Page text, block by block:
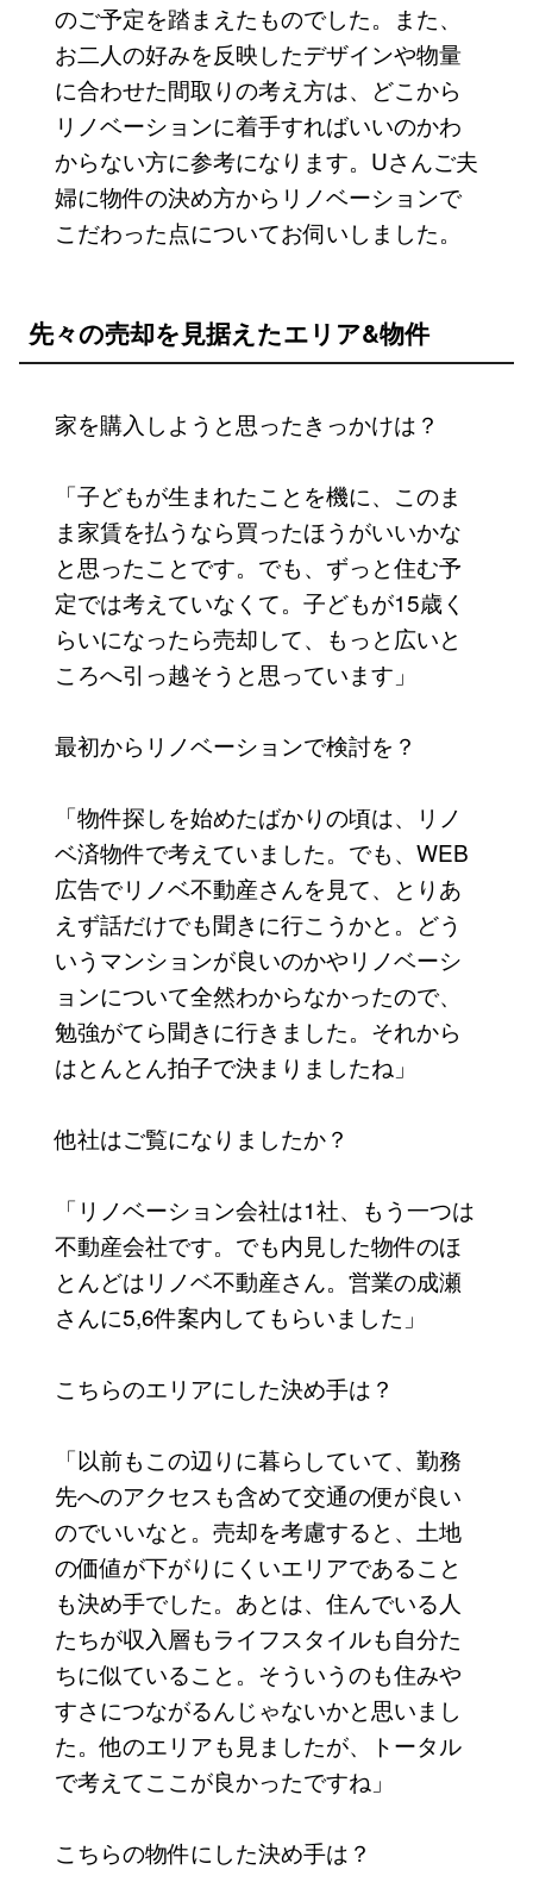
のご予定を踏まえたものでした。また、
お二人の好みを反映したデザインや物量
に合わせた間取りの考え方は、どこから
リノベーションに着手すればいいのかわ
からない方に参考になります。Uさんご夫
婦に物件の決め方からリノベーションで
こだわった点についてお伺いしました。
先々の売却を見据えたエリア&物件
家を購入しようと思ったきっかけは？
「子どもが生まれたことを機に、このま
ま家賃を払うなら買ったほうがいいかな
と思ったことです。でも、ずっと住む予
定では考えていなくて。子どもが15歳く
らいになったら売却して、もっと広いと
ころへ引っ越そうと思っています」
最初からリノベーションで検討を？
「物件探しを始めたばかりの頃は、リノ
ベ済物件で考えていました。でも、WEB
広告でリノベ不動産さんを見て、とりあ
えず話だけでも聞きに行こうかと。どう
いうマンションが良いのかやリノベーシ
ョンについて全然わからなかったので、
勉強がてら聞きに行きました。それから
はとんとん拍子で決まりましたね」
他社はご覧になりましたか？
「リノベーション会社は1社、もう一つは
不動産会社です。でも内見した物件のほ
とんどはリノベ不動産さん。営業の成瀬
さんに5,6件案内してもらいました」
こちらのエリアにした決め手は？
「以前もこの辺りに暮らしていて、勤務
先へのアクセスも含めて交通の便が良い
のでいいなと。売却を考慮すると、土地
の価値が下がりにくいエリアであること
も決め手でした。あとは、住んでいる人
たちが収入層もライフスタイルも自分た
ちに似ていること。そういうのも住みや
すさにつながるんじゃないかと思いまし
た。他のエリアも見ましたが、トータル
で考えてここが良かったですね」
こちらの物件にした決め手は？